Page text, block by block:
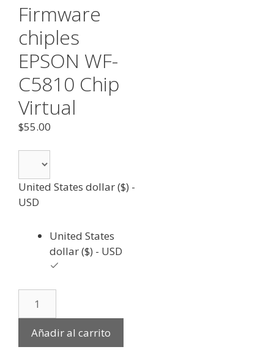
Firmware
chiples
EPSON WF-
C5810 Chip
Virtual
$55.00
United States dollar ($) -
USD
United States
dollar ($) - USD
Añadir al carrito